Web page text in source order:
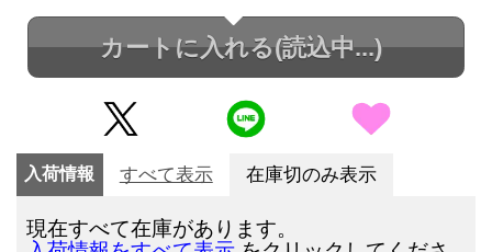
カートに入れる(読込中...)
入荷情報 すべて表示 在庫切のみ表示
現在すべて在庫があります。